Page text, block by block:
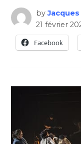
by
21 février
Facebook